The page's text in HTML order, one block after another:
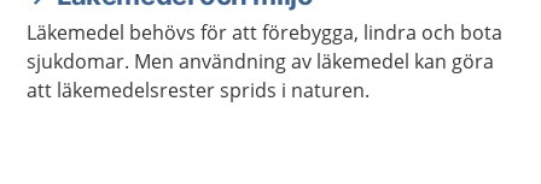
Läkemedel behövs för att förebygga, lindra och bota
sjukdomar. Men användning av läkemedel kan göra
att läkemedelsrester sprids i naturen.